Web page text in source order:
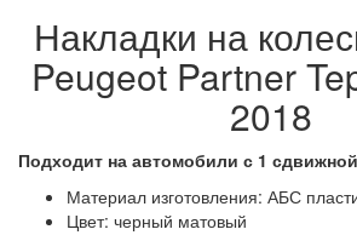
Накладки на
Peugeot Partner
2018
Подходит на автомобили с 1
Материал изготовления: АБС
Цвет: черный матовый